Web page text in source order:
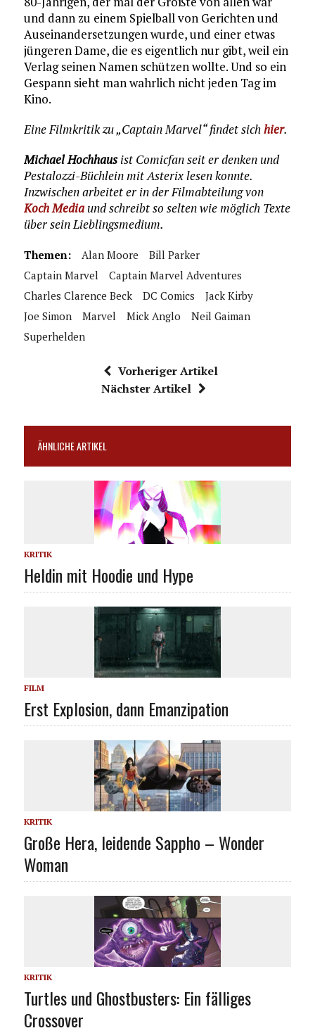
und dann zu einem Spielball von Gerichten und
Auseinandersetzungen wurde, und einer etwas
jüngeren Dame, die es eigentlich nur gibt, weil ein
Verlag seinen Namen schützen wollte. Und so ein
Gespann sieht man wahrlich nicht jeden Tag im
Kino.
Eine Filmkritik zu „Captain Marvel“ findet sichhier.
Michael Hochhausist Comicfan seit er denken und
Pestalozzi-Büchlein mit Asterix lesen konnte.
Inzwischen arbeitet er in der Filmabteilung von
Koch Mediaund schreibt so selten wie möglich Texte
über sein Lieblingsmedium.
Themen: Alan Moore
Bill Parker
Captain Marvel
Captain Marvel Adventures
Charles Clarence Beck
DC Comics
Jack Kirby
Joe Simon
Marvel Mick Anglo
Neil Gaiman
Superhelden
Vorheriger Artikel
Nächster Artikel
ÄHNLICHE ARTIKEL
KRITIK
Heldin mit Hoodie und Hype
FILM
Erst Explosion, dann Emanzipation
KRITIK
Große Hera, leidende Sappho – Wonder
Woman
KRITIK
Turtles und Ghostbusters: Ein fälliges
Crossover